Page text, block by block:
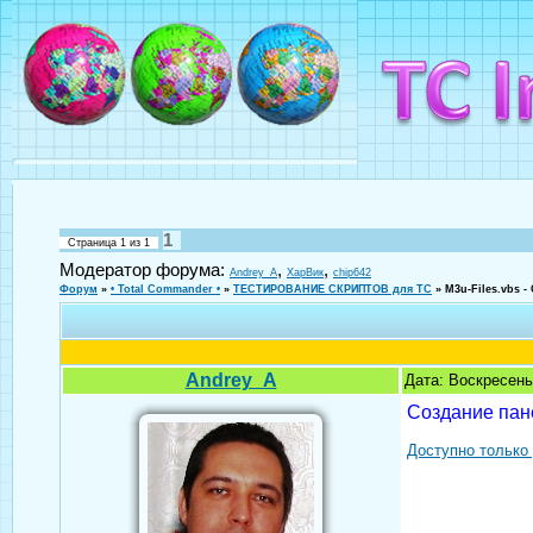
Страница 1 из 1
1
Модератор форума: Andrey_A, ХарВик, chip642
Форум » • Total Commander • » ТЕСТИРОВАНИЕ СКРИПТОВ для TC » M3u-Files.vbs -
Andrey_A Дата:
Создание
Доступно